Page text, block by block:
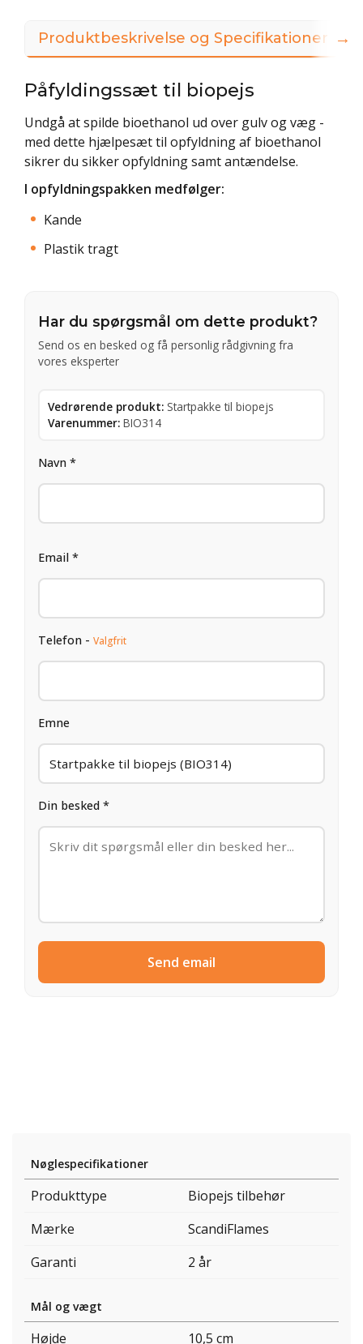
Produktbeskrivelse og Specifikationer
Påfyldingssæt til biopejs
Undgå at spilde bioethanol ud over gulv og væg -
med dette hjælpesæt til opfyldning af bioethanol
sikrer du sikker opfyldning samt antændelse.
I opfyldningspakken medfølger:
Kande
Plastik tragt
Har du spørgsmål om dette produkt?
Send os en besked og få personlig rådgivning fra
vores eksperter
Vedrørende produkt: Startpakke til biopejs
Varenummer: BIO314
Navn *
Email *
Telefon - Valgfrit
Emne
Din besked *
Send email
Nøglespecifikationer
Produkttype
Biopejs tilbehør
Mærke
ScandiFlames
Garanti
2 år
Mål og vægt
Højde 10,5 cm
→